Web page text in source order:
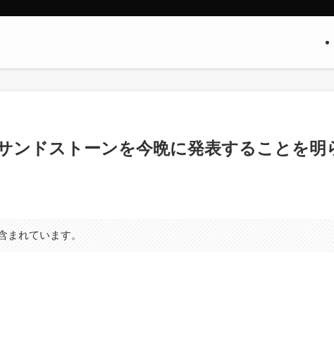
ンドストーンを今晩に発表することを明
まれています。